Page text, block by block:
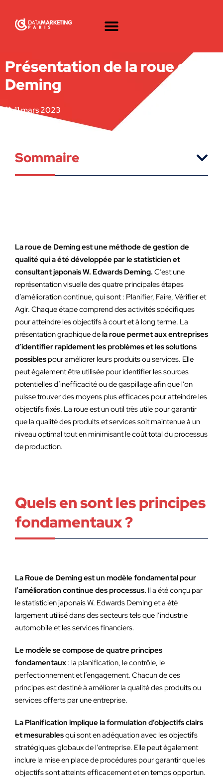
Présentation de la roue de
Deming
11 mars 2023
Sommaire
La roue de Deming est une méthode de gestion de
qualité qui a été développée par le statisticien et
consultant japonais W. Edwards Deming. C’est une
représentation visuelle des quatre principales étapes
d’amélioration continue, qui sont : Planifier, Faire, Vérifier et
Agir. Chaque étape comprend des activités spécifiques
pour atteindre les objectifs à court et à long terme. La
présentation graphique dela roue permet aux entreprises
d’identifier rapidement les problèmes et les solutions
possibles pour améliorer leurs produits ou services. Elle
peut également être utilisée pour identifier les sources
potentielles d’inefficacité ou de gaspillage afin que l’on
puisse trouver des moyens plus efficaces pour atteindre les
objectifs fixés. La roue est un outil très utile pour garantir
que la qualité des produits et services soit maintenue à un
niveau optimal tout en minimisant le coût total du processus
de production.
Quels en sont les principes
fondamentaux ?
La Roue de Deming est un modèle fondamental pour
l’amélioration continue des processus. Il a été conçu par
le statisticien japonais W. Edwards Deming et a été
largement utilisé dans des secteurs tels que l’industrie
automobile et les services financiers.
Le modèle se compose de quatre principes
fondamentaux : la planification, le contrôle, le
perfectionnement et l’engagement. Chacun de ces
principes est destiné à améliorer la qualité des produits ou
services offerts par une entreprise.
La Planification implique la formulation d’objectifs clairs
et mesurablesqui sont en adéquation avec les objectifs
stratégiques globaux de l’entreprise. Elle peut également
inclure la mise en place de procédures pour garantir que les
objectifs sont atteints efficacement et en temps opportun.